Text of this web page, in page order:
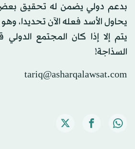
بدعم دولي يضمن له تحقيق
يحاول الأسد فعله الآن تحديدا،
يتم إلا إذا كان المجتمع
السذاجة!
tariq@asharqalawsat.com